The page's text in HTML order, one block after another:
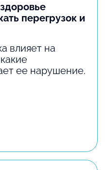
перегрузок и
влияет на
ее нарушение.